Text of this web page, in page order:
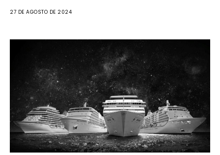
27 DE AGOSTO DE 2024